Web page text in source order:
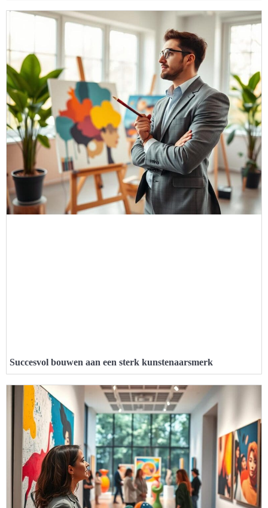
Succesvol bouwen aan een sterk kunstenaarsmerk